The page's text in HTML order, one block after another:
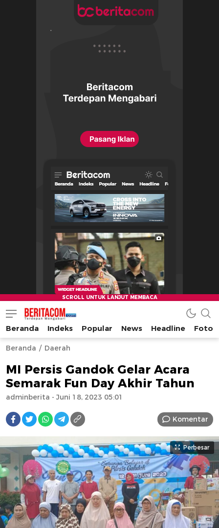
beritacom.com
bestnews
Beranda Indeks Popular News Headline Foto
Beranda Daerah
MI Persis Gandok Gelar Acara
Semarak Fun Day Akhir Tahun
adminberita - Juni 18, 2023 05:01
Komentar
Perbesar